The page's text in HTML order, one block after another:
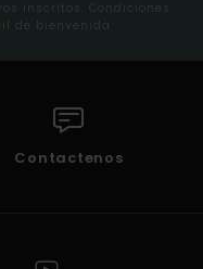
inscritos. Condiciones
de bienvenida
Contactenos